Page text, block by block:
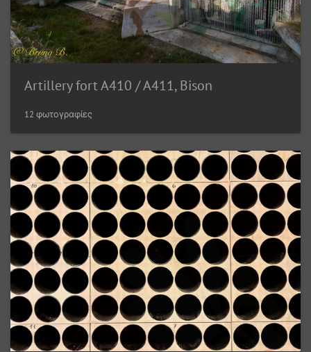
Artillery fort A410 / A411, Bison
12 φωτογραφίες